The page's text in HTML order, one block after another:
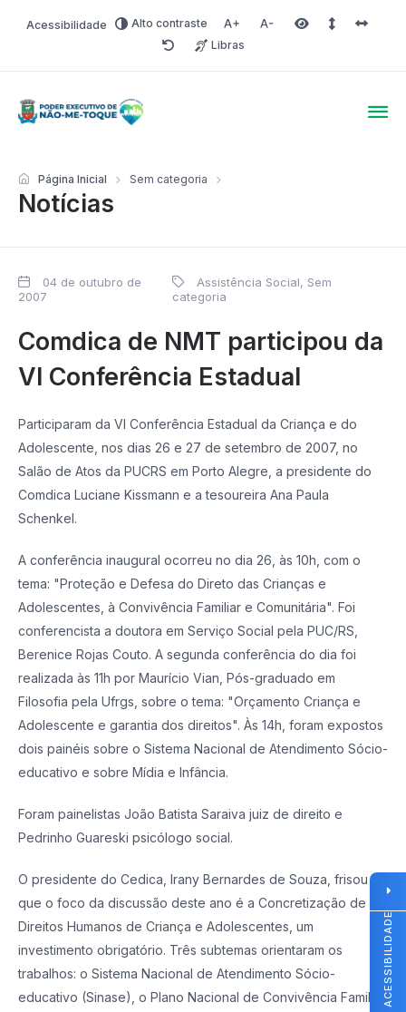
Acessibilidade Alto contraste Aumentar fonte
Diminuir fonteÁrea selecionada
Espaço
RedefinirLibras
Notícias
Página Inicial Sem categoria
04 de outubro de
2007
Assistência Social, Sem
categoria
Comdica de NMT participou da
VI Conferência Estadual
Participaram da VI Conferência Estadual da Criança e do
Adolescente, nos dias 26 e 27 de setembro de 2007, no
Salão de Atos da PUCRS em Porto Alegre, a presidente do
Comdica Luciane Kissmann e a tesoureira Ana Paula
Schenkel.
A conferência inaugural ocorreu no dia 26, às 10h, com o
tema: "Proteção e Defesa do Direto das Crianças e
Adolescentes, à Convivência Familiar e Comunitária". Foi
conferencista a doutora em Serviço Social pela PUC/RS,
Berenice Rojas Couto. A segunda conferência do dia foi
realizada às 11h por Maurício Vian, Pós-graduado em
Filosofia pela Ufrgs, sobre o tema: "Orçamento Criança e
Adolescente e garantia dos direitos". Às 14h, foram expostos
dois painéis sobre o Sistema Nacional de Atendimento Sócio-
educativo e sobre Mídia e Infância.
Foram painelistas João Batista Saraiva juiz de direito e
Pedrinho Guareski psicólogo social.
O presidente do Cedica, Irany Bernardes de Souza, frisou
que o foco da discussão deste ano é a Concretização de
Direitos Humanos de Criança e Adolescentes, um
investimento obrigatório. Três subtemas orientaram os
trabalhos: o Sistema Nacional de Atendimento Sócio-
educativo (Sinase), o Plano Nacional de Convivência FamiliarACESSIBILIDADE